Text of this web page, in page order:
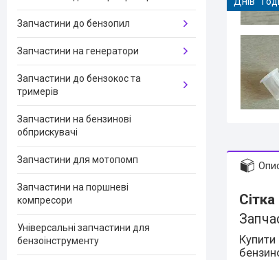
Запчастини до бензопил
Запчастини на генератори
Запчастини до бензокос та
тримерів
Запчастини на бензинові
обприскувачі
Запчастини для мотопомп
Запчастини на поршневі
компресори
Універсальні запчастини для
бензоінструменту